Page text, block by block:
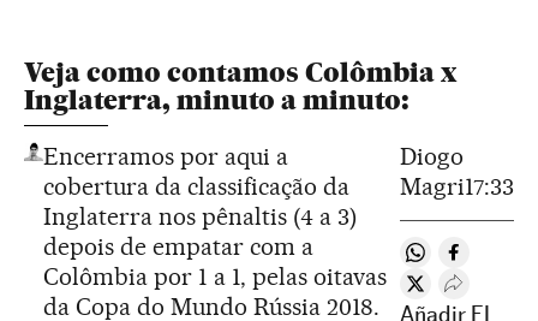
Veja como contamos Colômbia x
Inglaterra, minuto a minuto:
Encerramos por aqui a
cobertura da classificação da
Inglaterra nos pênaltis (4 a 3)
depois de empatar com a
Colômbia por 1 a 1, pelas oitavas
da Copa do Mundo Rússia 2018.
Diogo
Magri17:33
Compartir en
Compartir en
Añadir EL